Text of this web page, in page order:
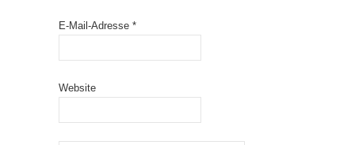
E-Mail-Adresse *
Website